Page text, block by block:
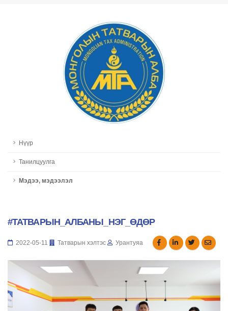
Нүүр
Танилцуулга
Мэдээ, мэдээлэл
#ТАТВАРЫН_АЛБАНЫ_НЭГ_ӨДӨР
2022-05-11 Татварын хэлтэс Урантуяа